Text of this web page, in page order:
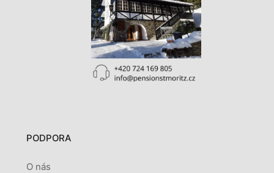
PODPORA
O nás